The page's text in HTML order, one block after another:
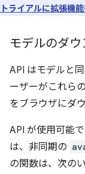
トライアルに拡張機
モデルのダウ
API はモデルと
ーザーがこれら
をブラウザにダ
API が使用可能
は、非同期の
の関数は、次の